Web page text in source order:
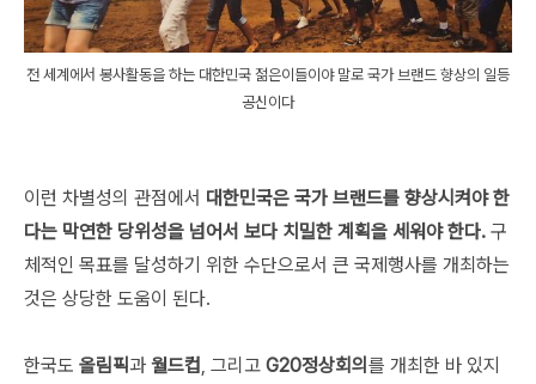
전 세계에서 봉사활동을 하는 대한민국 젊은이들이야 말로 국가 브랜드 향상의 일등
공신이다
이런 차별성의 관점에서 대한민국은 국가 브랜드를 향상시켜야 한
다는 막연한 당위성을 넘어서 보다 치밀한 계획을 세워야 한다. 구
체적인 목표를 달성하기 위한 수단으로서 큰 국제행사를 개최하는
것은 상당한 도움이 된다.
한국도 올림픽과 월드컵 , 그리고 G20정상회의 를 개최한 바 있지